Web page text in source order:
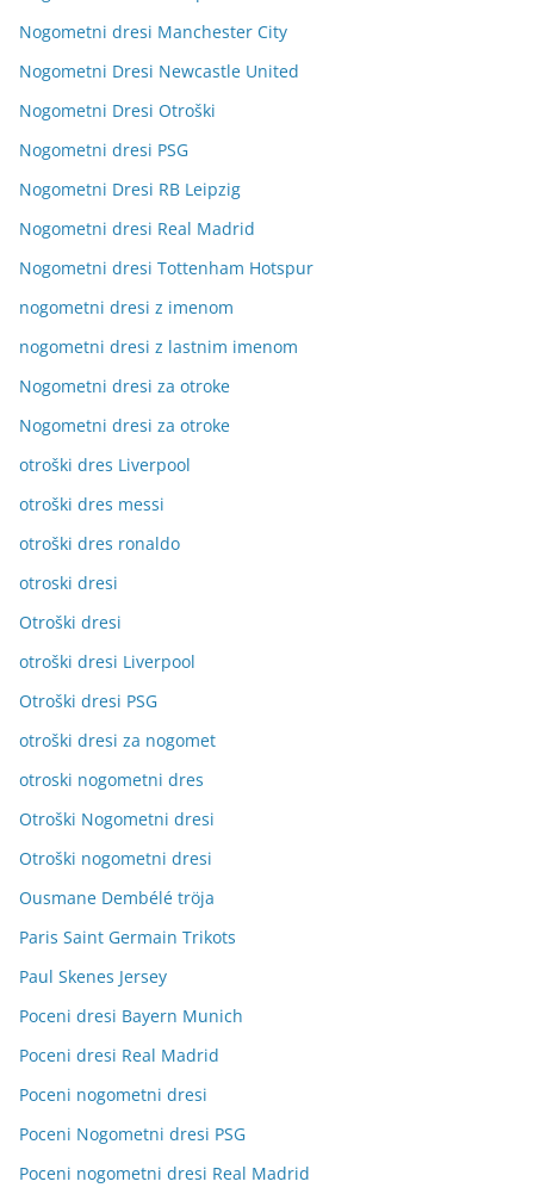
Nogometni dresi Manchester City
Nogometni Dresi Newcastle United
Nogometni Dresi Otroški
Nogometni dresi PSG
Nogometni Dresi RB Leipzig
Nogometni dresi Real Madrid
Nogometni dresi Tottenham Hotspur
nogometni dresi z imenom
nogometni dresi z lastnim imenom
Nogometni dresi za otroke
Nogometni dresi za otroke
otroški dres Liverpool
otroški dres messi
otroški dres ronaldo
otroski dresi
Otroški dresi
otroški dresi Liverpool
Otroški dresi PSG
otroški dresi za nogomet
otroski nogometni dres
Otroški Nogometni dresi
Otroški nogometni dresi
Ousmane Dembélé tröja
Paris Saint Germain Trikots
Paul Skenes Jersey
Poceni dresi Bayern Munich
Poceni dresi Real Madrid
Poceni nogometni dresi
Poceni Nogometni dresi PSG
Poceni nogometni dresi Real Madrid